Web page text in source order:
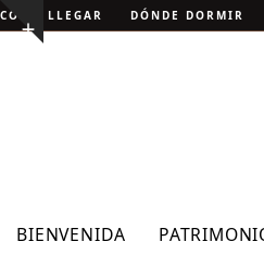
Skip
to Show
CÓMO LLEGAR DÓNDE DORMIR
BIENVENIDA